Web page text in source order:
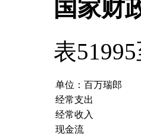
国家财
表
单位：百万瑞郎
经常支出
经常收入
现金流